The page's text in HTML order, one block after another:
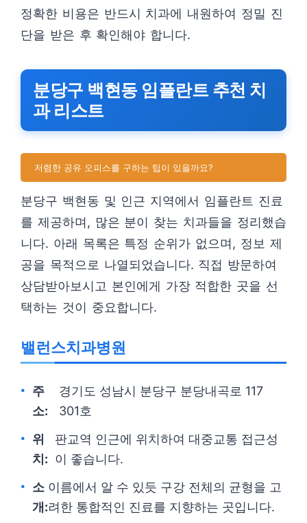
정확한 비용은 반드시 치과에 내원하여 정밀 진
단을 받은 후 확인해야 합니다.
분당구 백현동 임플란트 추천 치
과 리스트
저렴한 공유 오피스를 구하는 팁이 있을까요?
분당구 백현동 및 인근 지역에서 임플란트 진료
를 제공하며, 많은 분이 찾는 치과들을 정리했습
니다. 아래 목록은 특정 순위가 없으며, 정보 제
공을 목적으로 나열되었습니다. 직접 방문하여
상담받아보시고 본인에게 가장 적합한 곳을 선
택하는 것이 중요합니다.
밸런스치과병원
주
소:
경기도 성남시 분당구 분당내곡로 117
301호
위
치:
판교역 인근에 위치하여 대중교통 접근성
이 좋습니다.
소
개:
이름에서 알 수 있듯 구강 전체의 균형을 고
려한 통합적인 진료를 지향하는 곳입니다.